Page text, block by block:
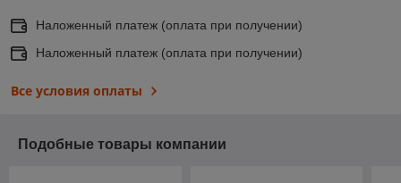
Наложенный платеж (оплата при получении)
Наложенный платеж (оплата при получении)
Все условия оплаты
Подобные товары компании